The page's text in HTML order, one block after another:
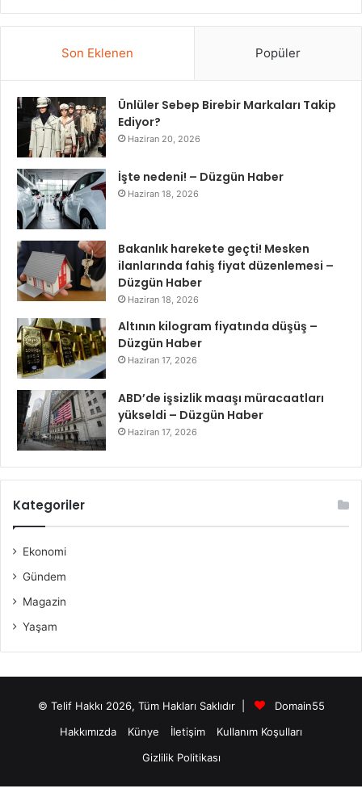
Son Eklenen Popüler
Ünlüler Sebep Birebir Markaları Takip
Ediyor?
Haziran 20, 2026
İşte nedeni! – Düzgün Haber
Haziran 18, 2026
Bakanlık harekete geçti! Mesken
ilanlarında fahiş fiyat düzenlemesi –
Düzgün Haber
Haziran 18, 2026
Altının kilogram fiyatında düşüş –
Düzgün Haber
Haziran 17, 2026
ABD’de işsizlik maaşı müracaatları
yükseldi – Düzgün Haber
Haziran 17, 2026
Kategoriler
Ekonomi
Gündem
Magazin
Yaşam
© Telif Hakkı 2026, Tüm Hakları Saklıdır |
Domain55
Hakkımızda
Künye İletişim
Kullanım Koşulları
Gizlilik Politikası